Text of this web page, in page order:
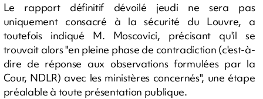
Le rapport définitif dévoilé jeudi ne sera pas
uniquement consacré à la sécurité du Louvre, a
toutefois indiqué M. Moscovici, précisant qu'il se
trouvait alors "en pleine phase de contradiction (c'est-à-
dire de réponse aux observations formulées par la
Cour, NDLR) avec les ministères concernés", une étape
préalable à toute présentation publique.